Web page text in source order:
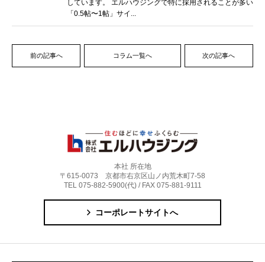
しています。 エルハウジングで特に採用されることが多い
「0.5帖〜1帖」サイ...
前の記事へ コラム一覧へ 次の記事へ
本社 所在地
〒615-0073 京都市右京区山ノ内荒木町7-58
TEL 075-882-5900(代) / FAX 075-881-9111
コーポレートサイトへ